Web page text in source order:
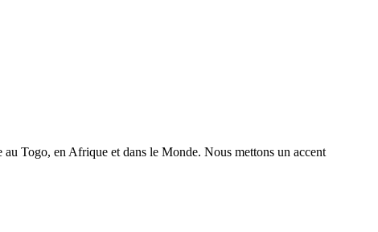
Togo, en Afrique et dans le Monde. Nous mettons un accent